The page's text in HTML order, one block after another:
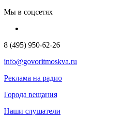
Мы в соцсетях
8 (495) 950-62-26
info@govoritmoskva.ru
Реклама на радио
Города вещания
Наши слушатели